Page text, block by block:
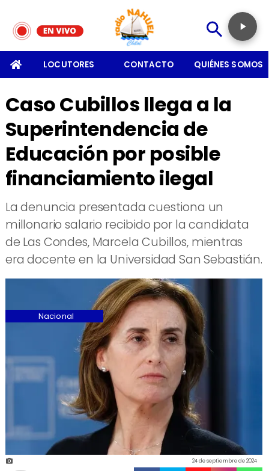
LOCUTORES CONTACTO QUIÉNES SOMOS
Caso Cubillos llega a la
Superintendencia de
Educación por posible
financiamiento ilegal
​La denuncia presentada cuestiona un
millonario salario recibido por la candidata
de Las Condes, Marcela Cubillos, mientras
era docente en la Universidad San Sebastián.
24 de septiembre de 2024
Nacional